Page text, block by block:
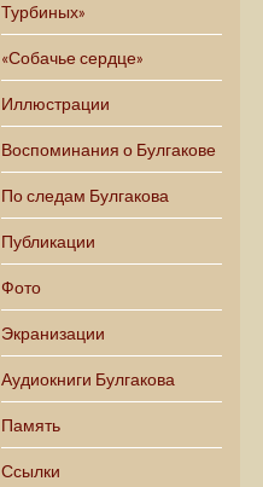
Турбиных»
«Собачье сердце»
Иллюстрации
Воспоминания о Булгакове
По следам Булгакова
Публикации
Фото
Экранизации
Аудиокниги Булгакова
Память
Ссылки